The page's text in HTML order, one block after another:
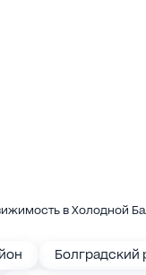
в Холодной
Болградский